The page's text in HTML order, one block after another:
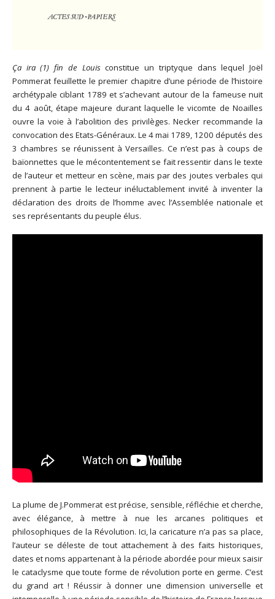
Ça ira (1) fin de Louisconstitue un triptyque dans lequel Joël
Pommerat feuillette le premier chapitre d’une période de l’histoire
archétypale ciblant 1789 et s’achevant autour de la fameuse nuit
du 4 août, étape majeure durant laquelle le vicomte de Noailles
ouvre la voie à l’abolition des privilèges. Necker recommande la
convocation des Etats-Généraux. Le 4 mai 1789, 1200 députés des
3 chambres se réunissent à Versailles. Ce n’est pas à coups de
baïonnettes que le mécontentement se fait ressentir dans le texte
de l’auteur et metteur en scène, mais par des joutes verbales qui
prennent à partie le lecteur inéluctablement invité à inventer la
déclaration des droits de l’homme avec l’Assemblée nationale et
ses représentants du peuple élus.
La plume de J.Pommerat est précise, sensible, réfléchie et cherche,
avec élégance, à mettre à nue les arcanes politiques et
philosophiques de la Révolution. Ici, la caricature n’a pas sa place,
l’auteur se déleste de tout attachement à des faits historiques,
dates et noms appartenant à la période abordée pour mieux saisir
le cataclysme que toute forme de révolution porte en germe. C’est
du grand art ! Réussir à donner une dimension universelle et